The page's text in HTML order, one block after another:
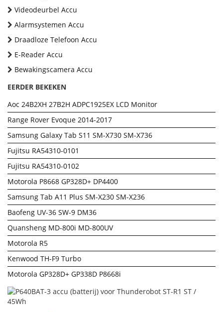
Videodeurbel Accu
Alarmsystemen Accu
Draadloze Telefoon Accu
E-Reader Accu
Bewakingscamera Accu
EERDER BEKEKEN
Aoc 24B2XH 27B2H ADPC1925EX LCD Monitor
Range Rover Evoque 2014-2017
Samsung Galaxy Tab S11 SM-X730 SM-X736
Fujitsu RA54310-0101
Fujitsu RA54310-0102
Motorola P8668 GP328D+ DP4400
Samsung Tab A11 Plus SM-X230 SM-X236
Baofeng UV-36 SW-9 DM36
Quansheng MD-800i MD-800UV
Motorola R5
Kenwood TH-F9 Turbo
Motorola GP328D+ GP338D P8668i